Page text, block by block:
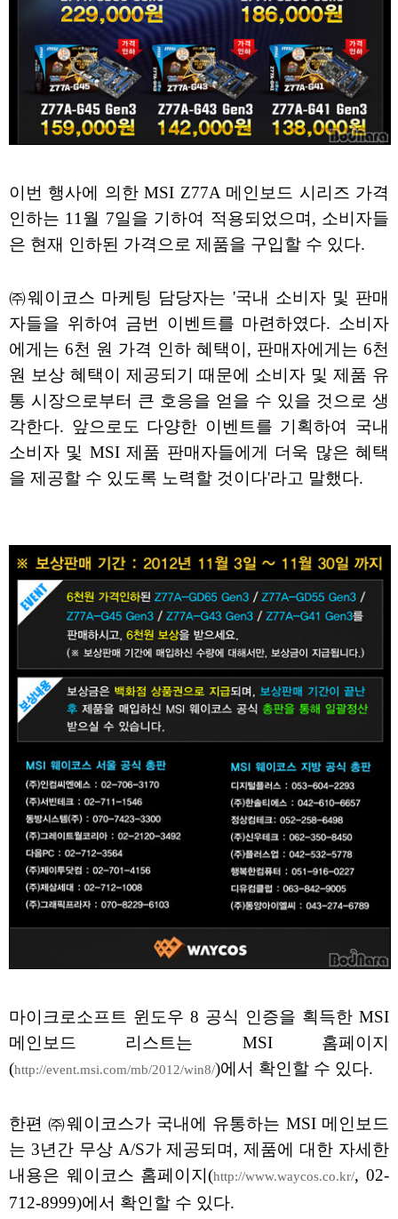
이번 행사에 의한 MSI Z77A 메인보드 시리즈 가격
인하는 11월 7일을 기하여 적용되었으며, 소비자들
은 현재 인하된 가격으로 제품을 구입할 수 있다.
㈜웨이코스 마케팅 담당자는 '국내 소비자 및 판매
자들을 위하여 금번 이벤트를 마련하였다. 소비자
에게는 6천 원 가격 인하 혜택이, 판매자에게는 6천
원 보상 혜택이 제공되기 때문에 소비자 및 제품 유
통 시장으로부터 큰 호응을 얻을 수 있을 것으로 생
각한다. 앞으로도 다양한 이벤트를 기획하여 국내
소비자 및 MSI 제품 판매자들에게 더욱 많은 혜택
을 제공할 수 있도록 노력할 것이다'라고 말했다.
마이크로소프트 윈도우 8 공식 인증을 획득한 MSI
메인보드 리스트는 MSI 홈페이지
(http://event.msi.com/mb/2012/win8/)에서 확인할 수 있다.
한편 ㈜웨이코스가 국내에 유통하는 MSI 메인보드
는 3년간 무상 A/S가 제공되며, 제품에 대한 자세한
내용은 웨이코스 홈페이지(http://www.waycos.co.kr/, 02-
712-8999)에서 확인할 수 있다.